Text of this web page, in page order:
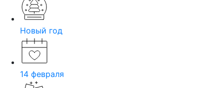
Новый год
14 февраля